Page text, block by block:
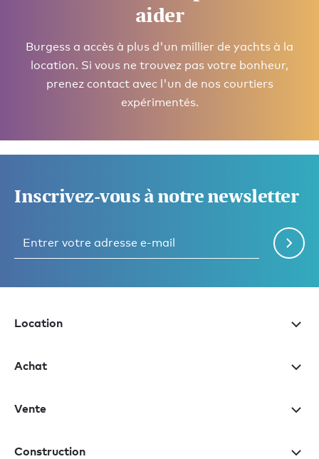
aider
Burgess a accès à plus d'un millier de yachts à la
location. Si vous ne trouvez pas votre bonheur,
prenez contact avec l'un de nos courtiers
expérimentés.
Inscrivez-vous à notre newsletter
Location
Achat
Vente
Construction